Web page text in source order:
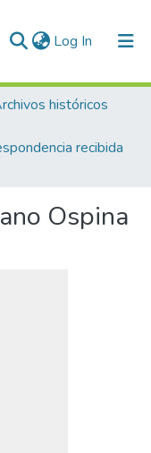
Log In (current)
históricos
recibida
Ospina